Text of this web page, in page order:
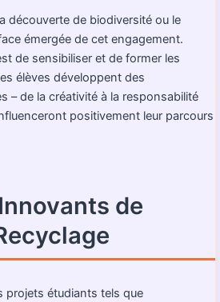
découverte de biodiversité ou le
émergée de cet engagement.
de sensibiliser et de former les
élèves développent des
– de la créativité à la responsabilité
positivement leur parcours
de
projets étudiants tels que